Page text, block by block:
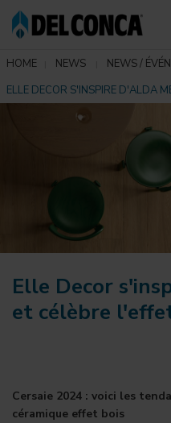
HOME NEWS
NEWS /
ELLE DECOR S'INSPIRE D'ALDA
Elle Decor
et célèbre
Cersaie 2024 : voici les
céramique effet bois